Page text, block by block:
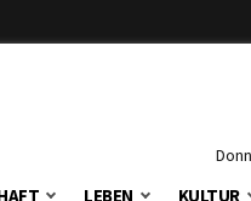
LEBEN KULTUR